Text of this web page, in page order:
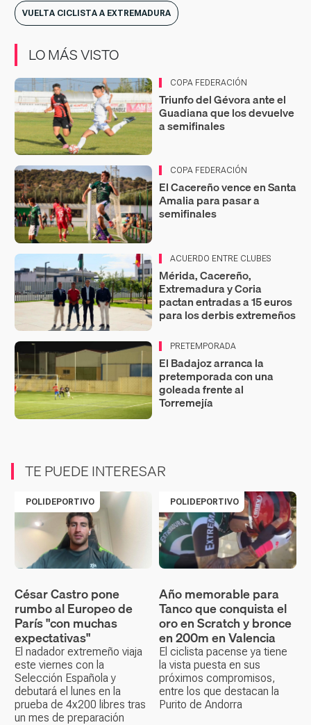
VUELTA CICLISTA A EXTREMADURA
LO MÁS VISTO
COPA FEDERACIÓN
Triunfo del Gévora ante el
Guadiana que los devuelve
a semifinales
COPA FEDERACIÓN
El Cacereño vence en Santa
Amalia para pasar a
semifinales
ACUERDO ENTRE CLUBES
Mérida, Cacereño,
Extremadura y Coria
pactan entradas a 15 euros
para los derbis extremeños
PRETEMPORADA
El Badajoz arranca la
pretemporada con una
goleada frente al
Torremejía
TE PUEDE INTERESAR
POLIDEPORTIVO
César Castro pone
rumbo al Europeo de
París "con muchas
expectativas"
El nadador extremeño viaja
este viernes con la
Selección Española y
debutará el lunes en la
prueba de 4x200 libres tras
un mes de preparación
POLIDEPORTIVO
Año memorable para
Tanco que conquista el
oro en Scratch y bronce
en 200m en Valencia
El ciclista pacense ya tiene
la vista puesta en sus
próximos compromisos,
entre los que destacan la
Purito de Andorra